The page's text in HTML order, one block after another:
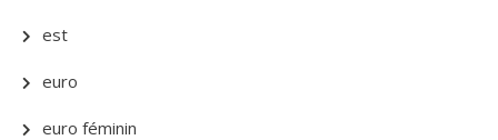
est
euro
euro féminin